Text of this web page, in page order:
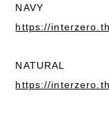
NAVY
https://
NATURAL
https://